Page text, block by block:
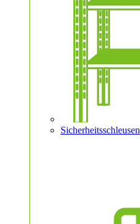
Sicherheitsschleusen